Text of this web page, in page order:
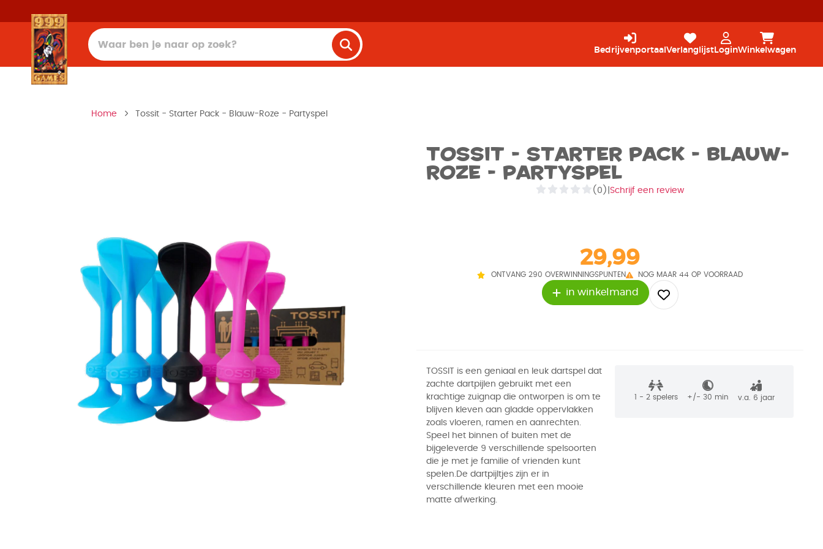
Bedrijvenportaal Verlanglijst LoginWinkelwagen
Home Tossit - Starter Pack - Blauw-Roze - Partyspel
Tossit - Starter Pack - Blauw-
Roze - Partyspel
(0) Schrijf een review
29,99
ONTVANG 290 OVERWINNINGSPUNTEN NOG MAAR 44 OP VOORRAAD
in winkelmand
TOSSIT is een geniaal en leuk dartspel dat
zachte dartpijlen gebruikt met een
krachtige zuignap die ontworpen is om te
blijven kleven aan gladde oppervlakken
zoals vloeren, ramen en aanrechten.
Speel het binnen of buiten met de
bijgeleverde 9 verschillende spelsoorten
die je met je familie of vrienden kunt
spelen.De dartpijltjes zijn er in
verschillende kleuren met een mooie
matte afwerking.
1 - 2 spelers +/- 30 min v.a. 6 jaar